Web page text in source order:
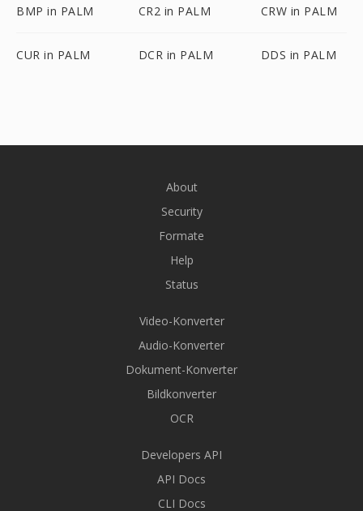
BMP in PALM CR2 in PALM CRW in PALM
CUR in PALM DCR in PALM DDS in PALM
About
Security
Formate
Help
Status
Video-Konverter
Audio-Konverter
Dokument-Konverter
Bildkonverter
OCR
Developers API
API Docs
CLI Docs